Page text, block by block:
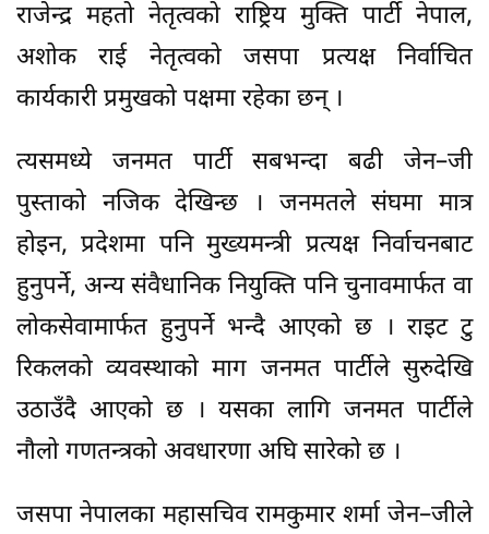
राजेन्द्र महतो नेतृत्वको राष्ट्रिय मुक्ति पार्टी नेपाल,
अशोक राई नेतृत्वको जसपा प्रत्यक्ष निर्वाचित
कार्यकारी प्रमुखको पक्षमा रहेका छन् ।
त्यसमध्ये जनमत पार्टी सबभन्दा बढी जेन–जी
पुस्ताको नजिक देखिन्छ । जनमतले संघमा मात्र
होइन, प्रदेशमा पनि मुख्यमन्त्री प्रत्यक्ष निर्वाचनबाट
हुनुपर्ने, अन्य संवैधानिक नियुक्ति पनि चुनावमार्फत वा
लोकसेवामार्फत हुनुपर्ने भन्दै आएको छ । राइट टु
रिकलको व्यवस्थाको माग जनमत पार्टीले सुरुदेखि
उठाउँदै आएको छ । यसका लागि जनमत पार्टीले
नौलो गणतन्त्रको अवधारणा अघि सारेको छ ।
जसपा नेपालका महासचिव रामकुमार शर्मा जेन–जीले